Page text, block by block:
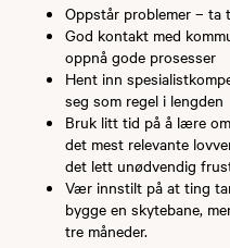
Oppstår problemer – ta
God kontakt med
oppnå gode prosesser
Hent inn
seg som regel i lengden
Bruk litt tid på å lære
det mest relevante
det lett unødvendig
Vær innstilt på at ting
bygge en skytebane,
tre måneder.